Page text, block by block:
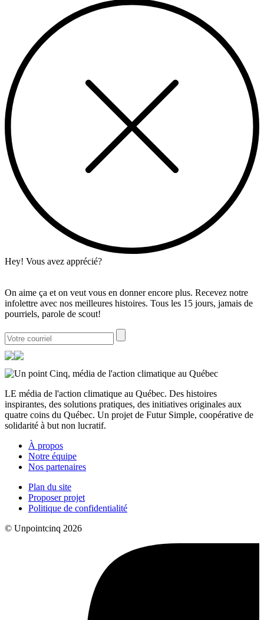
Hey! Vous avez apprécié?
On aime ça et on veut vous en donner encore plus. Recevez notre
infolettre avec nos meilleures histoires. Tous les 15 jours, jamais de
pourriels, parole de scout!
LE média de l'action climatique au Québec. Des histoires
inspirantes, des solutions pratiques, des initiatives originales aux
quatre coins du Québec. Un projet de Futur Simple, coopérative de
solidarité à but non lucratif.
À propos
Notre équipe
Nos partenaires
Plan du site
Proposer projet
Politique de confidentialité
© Unpointcinq 2026